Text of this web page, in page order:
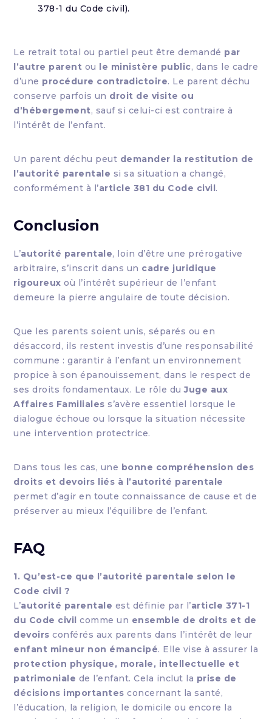
378-1 du Code civil).
Le retrait total ou partiel peut être demandé par
l’autre parent ou le ministère public, dans le cadre
d’une procédure contradictoire. Le parent déchu
conserve parfois un droit de visite ou
d’hébergement, sauf si celui-ci est contraire à
l’intérêt de l’enfant.
Un parent déchu peut demander la restitution de
l’autorité parentale si sa situation a changé,
conformément à l’article 381 du Code civil.
Conclusion
L’autorité parentale, loin d’être une prérogative
arbitraire, s’inscrit dans un cadre juridique
rigoureux où l’intérêt supérieur de l’enfant
demeure la pierre angulaire de toute décision.
Que les parents soient unis, séparés ou en
désaccord, ils restent investis d’une responsabilité
commune : garantir à l’enfant un environnement
propice à son épanouissement, dans le respect de
ses droits fondamentaux. Le rôle duJuge aux
Affaires Familiales s’avère essentiel lorsque le
dialogue échoue ou lorsque la situation nécessite
une intervention protectrice.
Dans tous les cas, une bonne compréhension des
droits et devoirs liés à l’autorité parentale
permet d’agir en toute connaissance de cause et de
préserver au mieux l’équilibre de l’enfant.
FAQ
1. Qu’est-ce que l’autorité parentale selon le
Code civil ?
L’autorité parentale est définie par l’article 371-1
du Code civil comme un ensemble de droits et de
devoirs conférés aux parents dans l’intérêt de leur
enfant mineur non émancipé. Elle vise à assurer la
protection physique, morale, intellectuelle et
patrimoniale de l’enfant. Cela inclut la prise de
décisions importantes concernant la santé,
l’éducation, la religion, le domicile ou encore la